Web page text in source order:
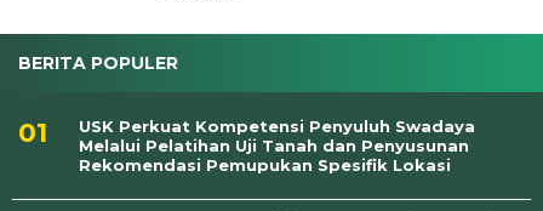
BERITA POPULER
USK Perkuat Kompetensi Penyuluh Swadaya
Melalui Pelatihan Uji Tanah dan Penyusunan
Rekomendasi Pemupukan Spesifik Lokasi